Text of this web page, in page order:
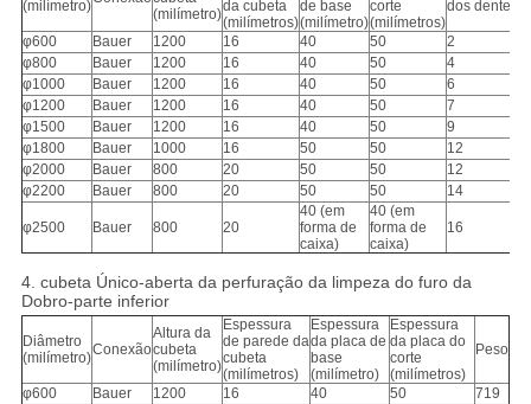
(milímetro)
(milímetro)da cubeta
(milímetros)
de base
(milímetro)
corte
(milímetros)
dos dentes
φ600 Bauer 1200 16 40 50 2
φ800
Bauer 1200 16 40 50 4
φ1000
Bauer 1200 16 40 50 6
φ1200
Bauer 1200 16 40 50 7
φ1500
Bauer 1200 16 40 50 9
φ1800
Bauer 1000 16 50 50 12
φ2000
Bauer 800 20 50 50 12
φ2200
Bauer 800 20 50 50 14
φ2500 Bauer 800 20
40 (em
forma de
caixa)
40 (em
forma de
caixa)
16
4. cubeta Único-aberta da perfuração da limpeza do furo da
Dobro-parte inferior
Diâmetro
(milímetro)Conexão
Altura da
cubeta
(milímetro)
Espessura
de parede da
cubeta
(milímetros)
Espessura
da placa de
base
(milímetro)
Espessura
da placa do
corte
(milímetros)
Peso
φ600 Bauer 1200 16 40 50
719